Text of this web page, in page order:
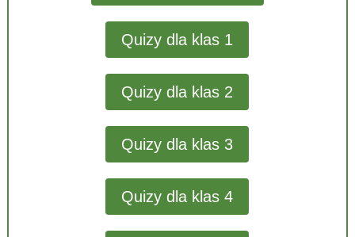
Quizy dla klas 1
Quizy dla klas 2
Quizy dla klas 3
Quizy dla klas 4